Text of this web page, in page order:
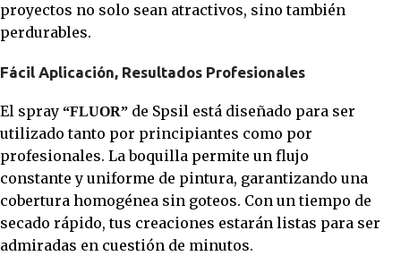
proyectos no solo sean atractivos, sino también
perdurables.
Fácil Aplicación, Resultados Profesionales
El spray “FLUOR” de Spsil está diseñado para ser
utilizado tanto por principiantes como por
profesionales. La boquilla permite un flujo
constante y uniforme de pintura, garantizando una
cobertura homogénea sin goteos. Con un tiempo de
secado rápido, tus creaciones estarán listas para ser
admiradas en cuestión de minutos.